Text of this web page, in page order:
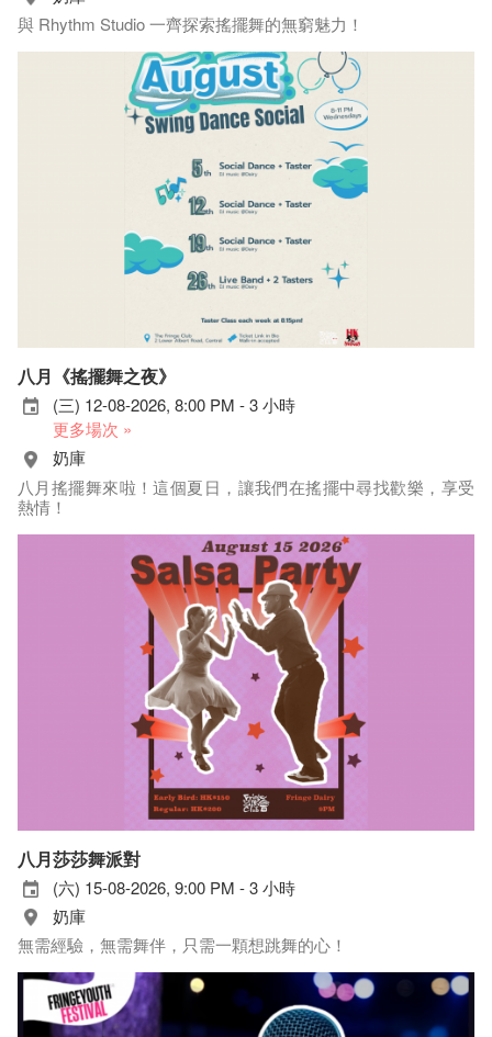
與 Rhythm Studio 一齊探索搖擺舞的無窮魅力！
八月《搖擺舞之夜》
(三) 12-08-2026, 8:00 PM - 3 小時
更多場次 »
奶庫
八月搖擺舞來啦！這個夏日，讓我們在搖擺中尋找歡樂，享受
熱情！
八月莎莎舞派對
(六) 15-08-2026, 9:00 PM - 3 小時
奶庫
無需經驗，無需舞伴，只需一顆想跳舞的心！